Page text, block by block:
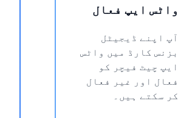
واٹس ایپ فعال
آپ اپنے ڈیجیٹل
بزنس کارڈ میں واٹس
ایپ چیٹ فیچر کو
فعال اور غیر فعال
کر سکتے ہیں۔